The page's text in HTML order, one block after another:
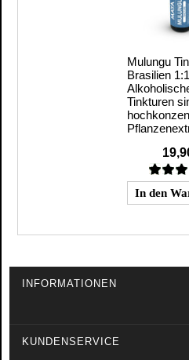
Mulungu
Brasilien
Tinkturen
INFORMATIONEN
KUNDENSERVICE